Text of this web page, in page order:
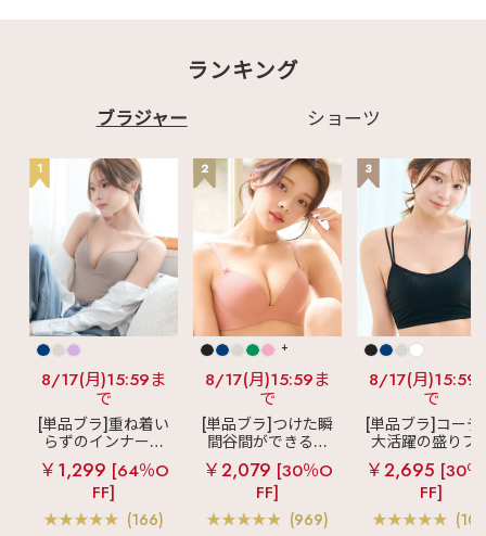
ランキング
ブラジャー ショーツ
1
8/17(月)15:59ま
で
[単品ブラ]重ね着い
らずのインナーブ
ラ
リッチバスト
ブラトップ (ワイヤ
ー入り)
￥1,299 [64％O
FF]
(166)
2
+
8/17(月)15:59ま
で
[単品ブラ]つけた瞬
間谷間ができるシ
ームレスブラ
超
盛ブラ(R) シームレ
ス 単品ブラジャー
￥2,079 [30％O
FF]
(969)
3
8/17(月)15:59
で
[単品ブラ]コーデ
大活躍の盛りブ
ショートレン
ス ブラトップ 超
ブラ(R) 単品ブ
ャー
￥2,695 [30
FF]